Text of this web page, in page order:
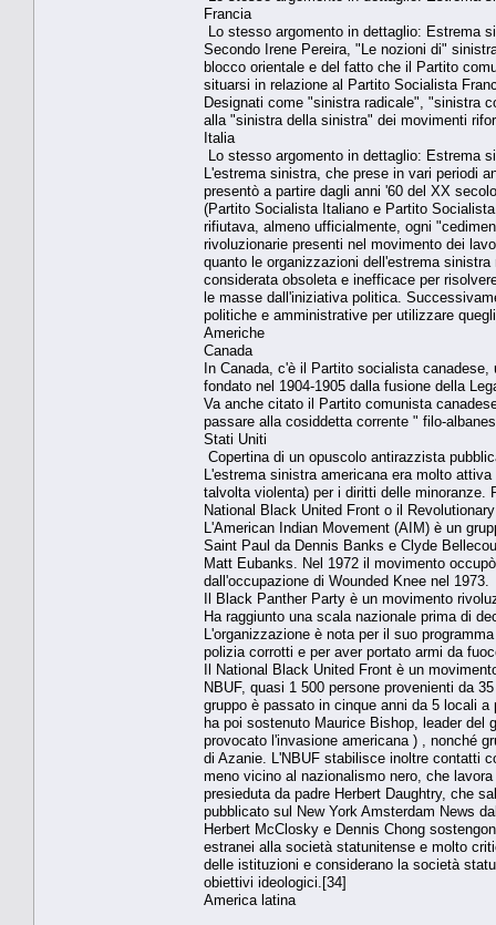
Francia
Lo stesso argomento in dettaglio: Estrema
Secondo Irene Pereira, "Le nozioni di"
blocco orientale e del fatto che il Partito
situarsi in relazione al Partito Socialista
Designati come "sinistra radicale", "sinistra
alla "sinistra della sinistra" dei movimenti
Italia
Lo stesso argomento in dettaglio: Estrema
L'estrema sinistra, che prese in vari periodi
presentò a partire dagli anni '60 del XX
(Partito Socialista Italiano e Partito
rifiutava, almeno ufficialmente, ogni
rivoluzionarie presenti nel movimento dei
quanto le organizzazioni dell'estrema
considerata obsoleta e inefficace per
le masse dall'iniziativa politica.
politiche e amministrative per utilizzare
Americhe
Canada
In Canada, c'è il Partito socialista
fondato nel 1904-1905 dalla fusione della
Va anche citato il Partito comunista
passare alla cosiddetta corrente " filo-
Stati Uniti
Copertina di un opuscolo antirazzista
L'estrema sinistra americana era molto
talvolta violenta) per i diritti delle
National Black United Front o il
L'American Indian Movement (AIM) è un
Saint Paul da Dennis Banks e Clyde
Matt Eubanks. Nel 1972 il movimento
dall'occupazione di Wounded Knee nel 1973.
Il Black Panther Party è un movimento
Ha raggiunto una scala nazionale prima di
L'organizzazione è nota per il suo
polizia corrotti e per aver portato armi da
Il National Black United Front è un
NBUF, quasi 1 500 persone provenienti da
gruppo è passato in cinque anni da 5 locali
ha poi sostenuto Maurice Bishop, leader del
provocato l'invasione americana ) , nonché
di Azanie. L'NBUF stabilisce inoltre contatti
meno vicino al nazionalismo nero, che
presieduta da padre Herbert Daughtry, che
pubblicato sul New York Amsterdam News
Herbert McClosky e Dennis Chong
estranei alla società statunitense e molto
delle istituzioni e considerano la società
obiettivi ideologici.[34]
America latina